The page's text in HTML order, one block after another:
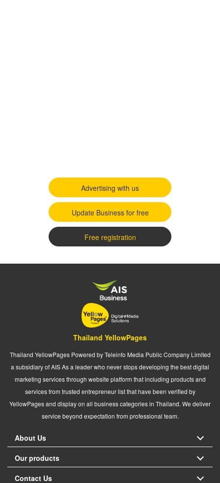
Advertising with us
Update Business for free
Free registration
Thailand YellowPages
Thailand YellowPages Powered by Teleinfo Media Public Company Limited
a subsidiary of AIS As a leader who never stops developing the best digital
marketing services through website platform that including products and
services from trusted entrepreneur list that have been verified by
YellowPages and display on all business categories in Thailand. We deliver
service beyond expectation from professional team.
About Us
Our products
Contact Us